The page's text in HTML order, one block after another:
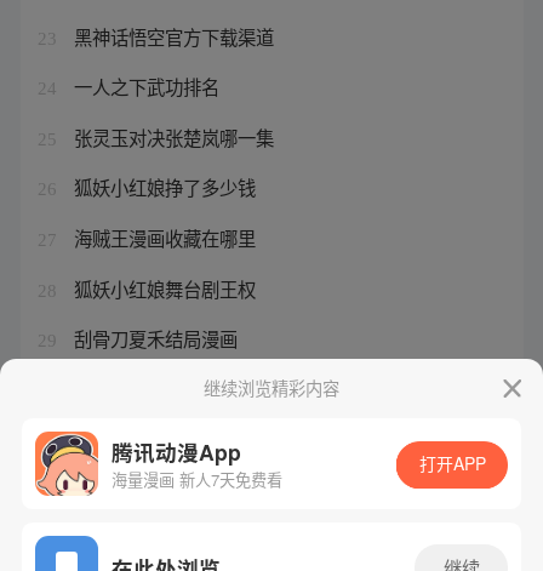
23 黑神话悟空官方下载渠道
24 一人之下武功排名
25 张灵玉对决张楚岚哪一集
26 狐妖小红娘挣了多少钱
27 海贼王漫画收藏在哪里
28 狐妖小红娘舞台剧王权
29 刮骨刀夏禾结局漫画
继续浏览精彩内容
腾讯动漫App
海量漫画 新人7天免费看
打开APP
网站备案/许可证号：粤B2-20090059-5